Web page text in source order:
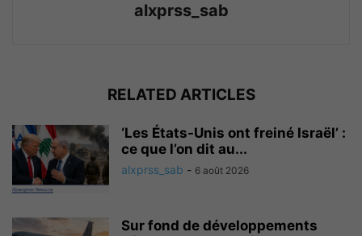
alxprss_sab
RELATED ARTICLES
‘Les États-Unis ont freiné Israël’ :
ce que l’on dit au...
alxprss_sab - 6 août 2026
Sur fond de développements